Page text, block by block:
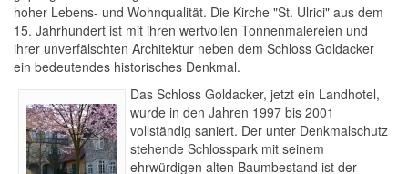
hoher Lebens- und Wohnqualität. Die Kirche "St. Ulrici" aus dem
15. Jahrhundert ist mit ihren wertvollen Tonnenmalereien und
ihrer unverfälschten Architektur neben dem Schloss Goldacker
ein bedeutendes historisches Denkmal.
Das Schloss Goldacker, jetzt ein Landhotel,
wurde in den Jahren 1997 bis 2001
vollständig saniert. Der unter Denkmalschutz
stehende Schlosspark mit seinem
ehrwürdigen alten Baumbestand ist der